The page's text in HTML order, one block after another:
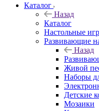
Каталог
Назад
Каталог
Настольные
Развивающие
Назад
Живой
Наборы
Детские
Мозаики